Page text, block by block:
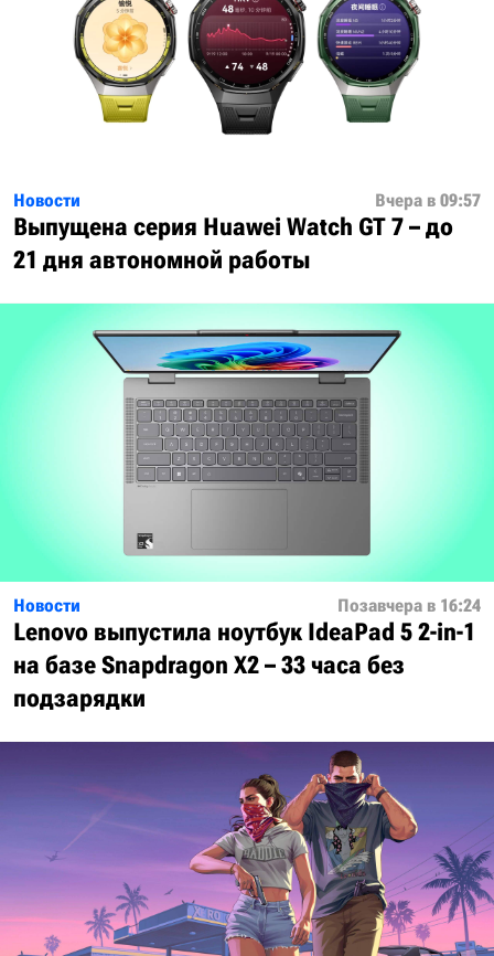
Новости Вчера в 09:57
Выпущена серия Huawei Watch GT 7 – до
21 дня автономной работы
Новости Позавчера в 16:24
Lenovo выпустила ноутбук IdeaPad 5 2-in-1
на базе Snapdragon X2 – 33 часа без
подзарядки